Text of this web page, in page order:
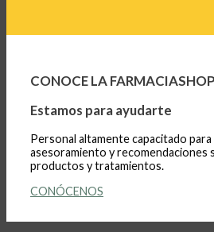
CONOCE LA FARMACIASHOP
Estamos para ayudarte
Personal altamente capacitado
asesoramiento y recomendaciones
productos y tratamientos.
CONÓCENOS